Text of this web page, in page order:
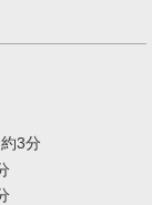
3分